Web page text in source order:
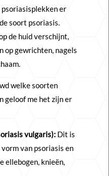
er
soort psoriasis.
de huid verschijnt,
op gewrichten, nagels
welke soorten
geloof me het zijn er
vulgaris): Dit is
van psoriasis en
ellebogen, knieën,